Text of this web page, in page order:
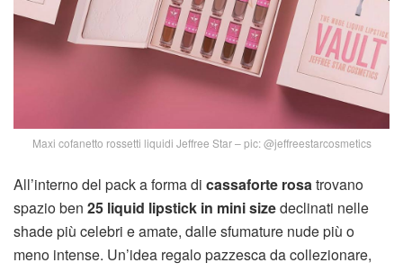
Maxi cofanetto rossetti liquidi Jeffree Star – pic: @jeffreestarcosmetics
All’interno del pack a forma di cassaforte rosatrovano
spazio ben 25 liquid lipstick in mini sizedeclinati nelle
shade più celebri e amate, dalle sfumature nude più o
meno intense. Un’idea regalo pazzesca da collezionare,